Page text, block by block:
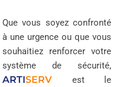
Que vous soyez confronté
à une urgence ou que vous
souhaitiez renforcer votre
système de sécurité,
ARTISERV est le